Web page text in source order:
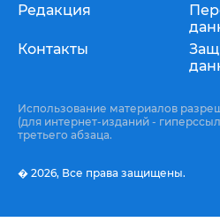
Редакция
Контакты
Использование материалов
(для интернет-изданий -
третьего абзаца.
� 2026, Все права защищены.